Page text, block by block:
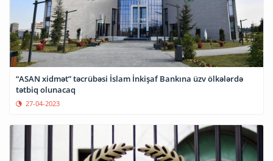
“ASAN xidmət” təcrübəsi İslam İnkişaf Bankına üzv ölkələrdə
tətbiq olunacaq
27-04-2023